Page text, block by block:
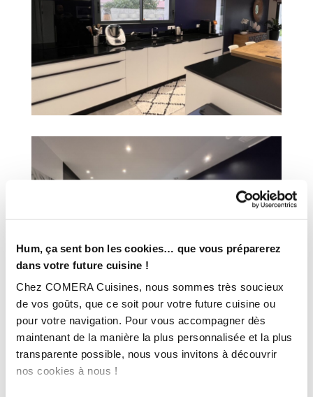
Hum, ça sent bon les cookies… que vous préparerez
dans votre future cuisine !
Chez COMERA Cuisines, nous sommes très soucieux
de vos goûts, que ce soit pour votre future cuisine ou
pour votre navigation. Pour vous accompagner dès
maintenant de la manière la plus personnalisée et la plus
transparente possible, nous vous invitons à découvrir
nos cookies à nous !